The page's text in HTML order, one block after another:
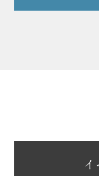
利用目的の範囲